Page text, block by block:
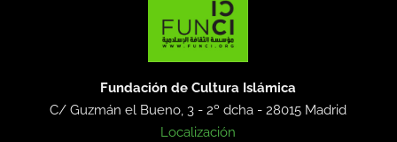
Fundación de Cultura Islámica
C/ Guzmán el Bueno, 3 - 2º dcha -28015 Madrid
Localización